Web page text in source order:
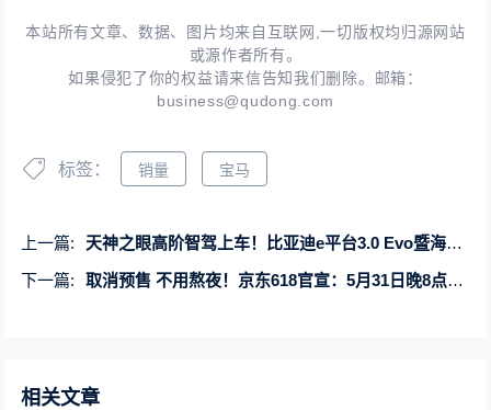
本站所有文章、数据、图片均来自互联网,一切版权均归源网站
或源作者所有。
如果侵犯了你的权益请来信告知我们删除。邮箱：
business@qudong.com
标签： 销量 宝马
上一篇:
天神之眼高阶智驾上车！比亚迪e平台3.0 Evo暨海狮07EV发布会
下一篇:
取消预售 不用熬夜！京东618官宣：5月31日晚8点直接开卖
相关文章